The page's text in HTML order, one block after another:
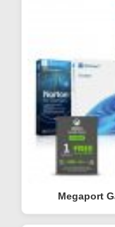
Megaport